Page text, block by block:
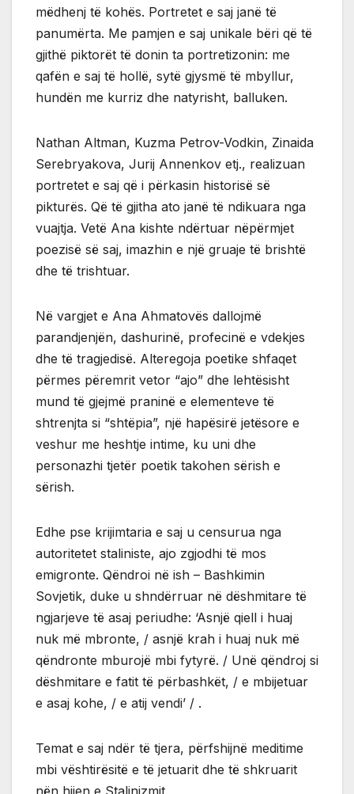
mëdhenj të kohës. Portretet e saj janë të
panumërta. Me pamjen e saj unikale bëri që të
gjithë piktorët të donin ta portretizonin: me
qafën e saj të hollë, sytë gjysmë të mbyllur,
hundën me kurriz dhe natyrisht, balluken.
Nathan Altman, Kuzma Petrov-Vodkin, Zinaida
Serebryakova, Jurij Annenkov etj., realizuan
portretet e saj që i përkasin historisë së
pikturës. Që të gjitha ato janë të ndikuara nga
vuajtja. Vetë Ana kishte ndërtuar nëpërmjet
poezisë së saj, imazhin e një gruaje të brishtë
dhe të trishtuar.
Në vargjet e Ana Ahmatovës dallojmë
parandjenjën, dashurinë, profecinë e vdekjes
dhe të tragjedisë. Alteregoja poetike shfaqet
përmes përemrit vetor “ajo” dhe lehtësisht
mund të gjejmë praninë e elementeve të
shtrenjta si “shtëpia”, një hapësirë ​​jetësore e
veshur me heshtje intime, ku uni dhe
personazhi tjetër poetik takohen sërish e
sërish.
Edhe pse krijimtaria e saj u censurua nga
autoritetet staliniste, ajo zgjodhi të mos
emigronte. Qëndroi në ish – Bashkimin
Sovjetik, duke u shndërruar në dëshmitare të
ngjarjeve të asaj periudhe: ‘Asnjë qiell i huaj
nuk më mbronte, / asnjë krah i huaj nuk më
qëndronte mburojë mbi fytyrë. / Unë qëndroj si
dëshmitare e fatit të përbashkët, / e mbijetuar
e asaj kohe, / e atij vendi’ / .
Temat e saj ndër të tjera, përfshijnë meditime
mbi vështirësitë e të jetuarit dhe të shkruarit
nën hijen e Stalinizmit.